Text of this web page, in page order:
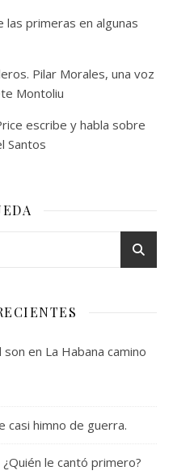
las primeras en algunas
Pilar Morales, una voz
Montoliu
escribe y habla sobre
Santos
en La Habana camino
casi himno de guerra.
¿Quién le cantó primero?